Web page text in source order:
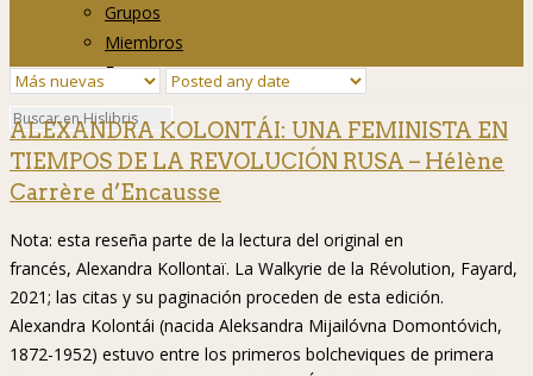
Grupos
Miembros
Foro
ALEXANDRA KOLONTÁI: UNA FEMINISTA EN
TIEMPOS DE LA REVOLUCIÓN RUSA – Hélène
Carrère d’Encausse
Nota: esta reseña parte de la lectura del original en
francés, Alexandra Kollontaï. La Walkyrie de la Révolution, Fayard,
2021; las citas y su paginación proceden de esta edición.
Alexandra Kolontái (nacida Aleksandra Mijailóvna Domontóvich,
1872-1952) estuvo entre los primeros bolcheviques de primera